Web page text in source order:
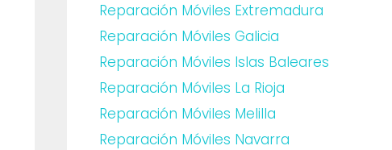
Reparación Móviles Extremadura
Reparación Móviles Galicia
Reparación Móviles Islas Baleares
Reparación Móviles La Rioja
Reparación Móviles Melilla
Reparación Móviles Navarra